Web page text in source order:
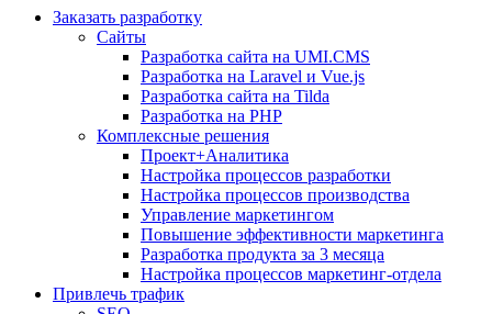
Заказать разработку
Сайты
Разработка сайта на UMI.CMS
Разработка на Laravel и Vue.js
Разработка сайта на Tilda
Разработка на PHP
Комплексные решения
Проект+Аналитика
Настройка процессов разработки
Настройка процессов производства
Управление маркетингом
Повышение эффективности маркетинга
Разработка продукта за 3 месяца
Настройка процессов маркетинг-отдела
Привлечь трафик